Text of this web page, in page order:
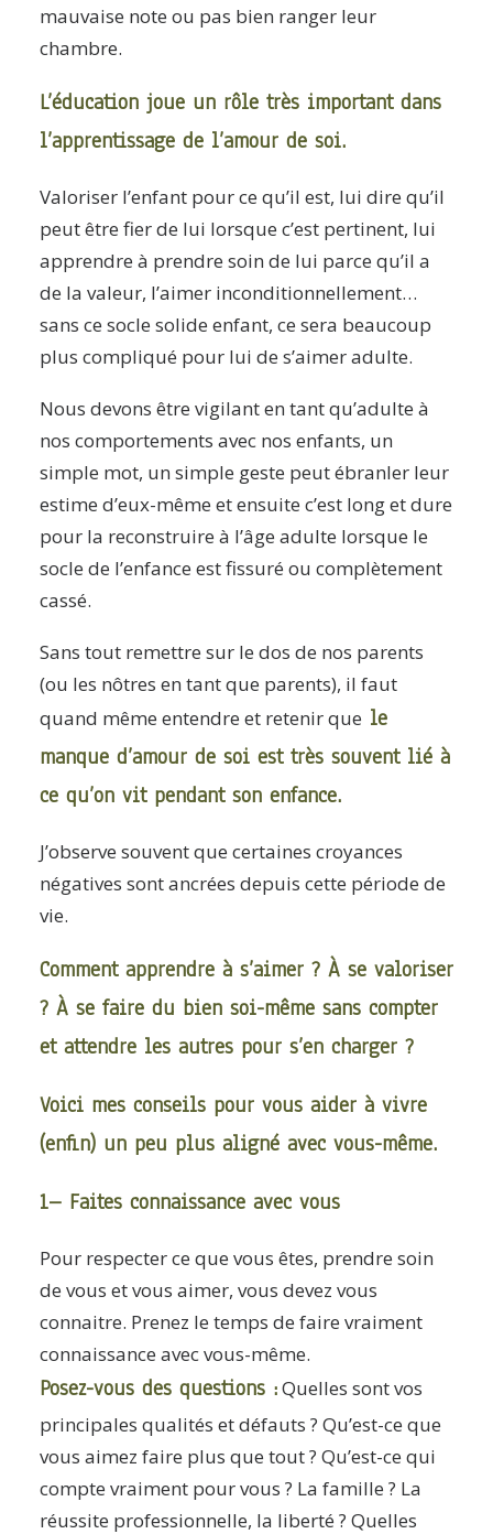
mauvaise note ou pas bien ranger leur
chambre.
L’éducation joue un rôle très important dans
l’apprentissage de l’amour de soi.
Valoriser l’enfant pour ce qu’il est, lui dire qu’il
peut être fier de lui lorsque c’est pertinent, lui
apprendre à prendre soin de lui parce qu’il a
de la valeur, l’aimer inconditionnellement…
sans ce socle solide enfant, ce sera beaucoup
plus compliqué pour lui de s’aimer adulte.
Nous devons être vigilant en tant qu’adulte à
nos comportements avec nos enfants, un
simple mot, un simple geste peut ébranler leur
estime d’eux-même et ensuite c’est long et dure
pour la reconstruire à l’âge adulte lorsque le
socle de l’enfance est fissuré ou complètement
cassé.
Sans tout remettre sur le dos de nos parents
(ou les nôtres en tant que parents), il faut
quand même entendre et retenir que le
manque d’amour de soi est très souvent lié à
ce qu’on vit pendant son enfance.
J’observe souvent que certaines croyances
négatives sont ancrées depuis cette période de
vie.
Comment apprendre à s’aimer ? À se valoriser
? À se faire du bien soi-même sans compter
et attendre les autres pour s’en charger ?
Voici mes conseils pour vous aider à vivre
(enfin) un peu plus aligné avec vous-même.
1– Faites connaissance avec vous
Pour respecter ce que vous êtes, prendre soin
de vous et vous aimer, vous devez vous
connaitre. Prenez le temps de faire vraiment
connaissance avec vous-même.
Posez-vous des questions :Quelles sont vos
principales qualités et défauts ? Qu’est-ce que
vous aimez faire plus que tout ? Qu’est-ce qui
compte vraiment pour vous ? La famille ? La
réussite professionnelle, la liberté ? Quelles